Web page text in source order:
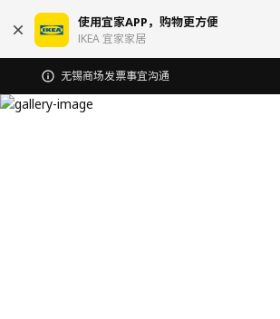
使用宜家APP，购物更方便
IKEA 宜家家居
无锡商场发票事宜沟通